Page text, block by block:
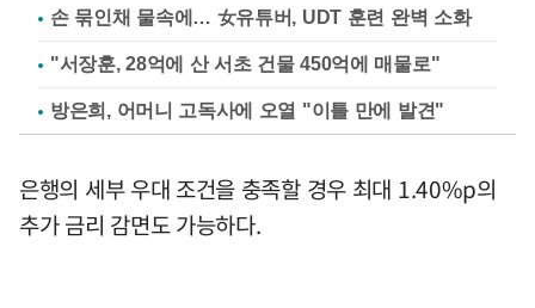
손 묶인채 물속에… 女유튜버, UDT 훈련 완벽 소화
"서장훈, 28억에 산 서초 건물 450억에 매물로"
방은희, 어머니 고독사에 오열 "이틀 만에 발견"
은행의 세부 우대 조건을 충족할 경우 최대 1.40%p의
추가 금리 감면도 가능하다.